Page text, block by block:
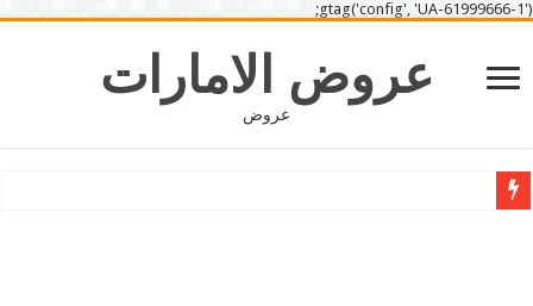
gtag('config', 'UA-61999666-1');
عروض الامارات
عروض